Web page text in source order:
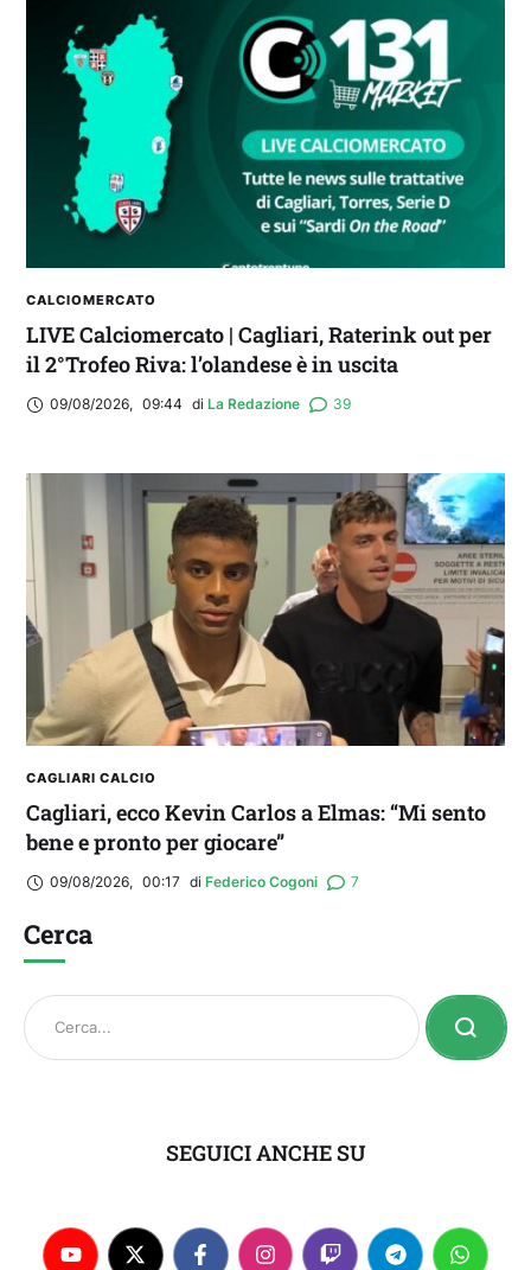
CALCIOMERCATO
LIVE Calciomercato | Cagliari, Raterink out per
il 2°Trofeo Riva: l’olandese è in uscita
09/08/2026, 09:44 di La Redazione 39
CAGLIARI CALCIO
Cagliari, ecco Kevin Carlos a Elmas: “Mi sento
bene e pronto per giocare”
09/08/2026, 00:17 di Federico Cogoni 7
Cerca
SEGUICI ANCHE SU